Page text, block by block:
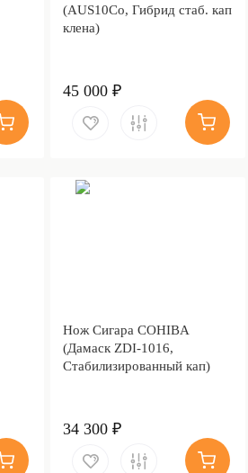
(AUS10Co, Гибрид стаб. кап
клена)
45 000 ₽
Нож Сигара COHIBA
(Дамаск ZDI-1016,
Стабилизированный кап)
34 300 ₽